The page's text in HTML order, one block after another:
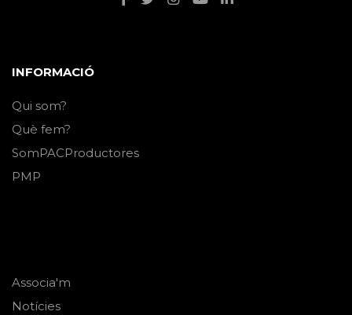
INFORMACIÓ
Qui som?
Què fem?
SomPACProductores
PMP
Associa'm
Notícies